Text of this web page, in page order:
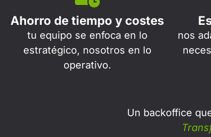
Ahorro de tiempo y costes
tu equipo se enfoca en lo
estratégico, nosotros en lo
operativo.
nos
Un backoffice